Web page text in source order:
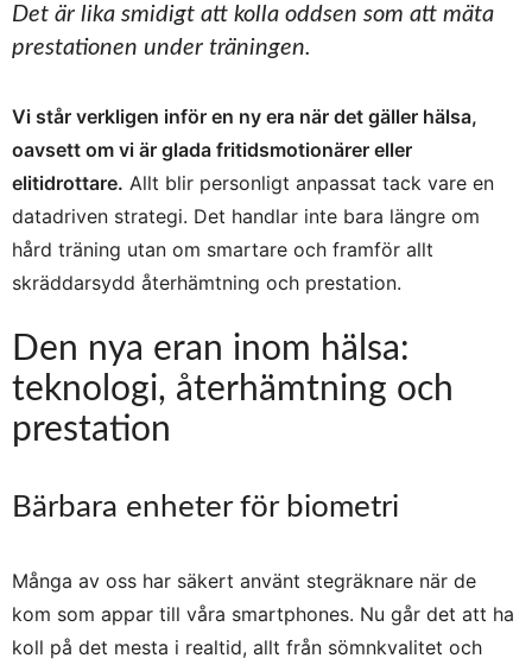
Det är lika smidigt att kolla oddsen som att mäta
prestationen under träningen.
Vi står verkligen inför en ny era när det gäller hälsa,
oavsett om vi är glada fritidsmotionärer eller
elitidrottare. Allt blir personligt anpassat tack vare en
datadriven strategi. Det handlar inte bara längre om
hård träning utan om smartare och framför allt
skräddarsydd återhämtning och prestation.
Den nya eran inom hälsa:
teknologi, återhämtning och
prestation
Bärbara enheter för biometri
Många av oss har säkert använt stegräknare när de
kom som appar till våra smartphones. Nu går det att ha
koll på det mesta i realtid, allt från sömnkvalitet och